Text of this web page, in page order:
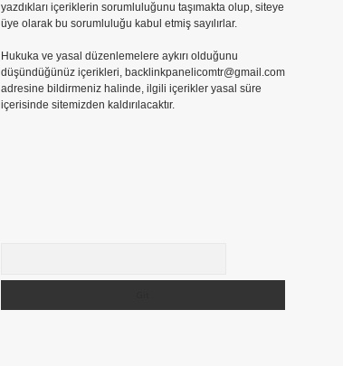
yazdıkları içeriklerin sorumluluğunu taşımakta olup, siteye
üye olarak bu sorumluluğu kabul etmiş sayılırlar.
Hukuka ve yasal düzenlemelere aykırı olduğunu
düşündüğünüz içerikleri, backlinkpanelicomtr@gmail.com
adresine bildirmeniz halinde, ilgili içerikler yasal süre
içerisinde sitemizden kaldırılacaktır.